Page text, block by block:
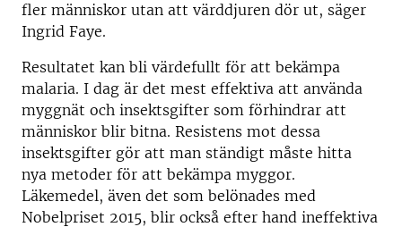
fler människor utan att värddjuren dör ut, säger
Ingrid Faye.
Resultatet kan bli värdefullt för att bekämpa
malaria. I dag är det mest effektiva att använda
myggnät och insektsgifter som förhindrar att
människor blir bitna. Resistens mot dessa
insektsgifter gör att man ständigt måste hitta
nya metoder för att bekämpa myggor.
Läkemedel, även det som belönades med
Nobelpriset 2015, blir också efter hand ineffektiva